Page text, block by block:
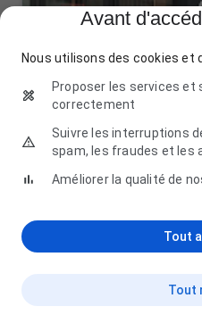
Presqu'ile piscines -
Avant
Nous utilisons des cookies et
Proposer les services
correctement
Suivre les interruptions
spam, les fraudes et les
Améliorer la qualité de
Tout
Tout